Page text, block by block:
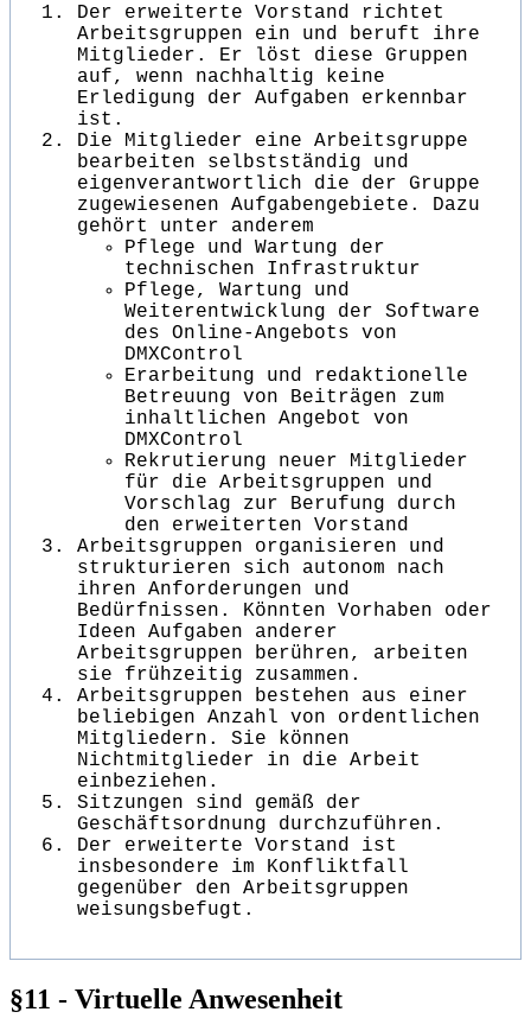
Der erweiterte Vorstand richtet
Arbeitsgruppen ein und beruft ihre
Mitglieder. Er löst diese Gruppen
auf, wenn nachhaltig keine
Erledigung der Aufgaben erkennbar
ist.
Die Mitglieder eine Arbeitsgruppe
bearbeiten selbstständig und
eigenverantwortlich die der Gruppe
zugewiesenen Aufgabengebiete. Dazu
gehört unter anderem
Pflege und Wartung der
technischen Infrastruktur
Pflege, Wartung und
Weiterentwicklung der Software
des Online-Angebots von
DMXControl
Erarbeitung und redaktionelle
Betreuung von Beiträgen zum
inhaltlichen Angebot von
DMXControl
Rekrutierung neuer Mitglieder
für die Arbeitsgruppen und
Vorschlag zur Berufung durch
den erweiterten Vorstand
Arbeitsgruppen organisieren und
strukturieren sich autonom nach
ihren Anforderungen und
Bedürfnissen. Könnten Vorhaben oder
Ideen Aufgaben anderer
Arbeitsgruppen berühren, arbeiten
sie frühzeitig zusammen.
Arbeitsgruppen bestehen aus einer
beliebigen Anzahl von ordentlichen
Mitgliedern. Sie können
Nichtmitglieder in die Arbeit
einbeziehen.
Sitzungen sind gemäß der
Geschäftsordnung durchzuführen.
Der erweiterte Vorstand ist
insbesondere im Konfliktfall
gegenüber den Arbeitsgruppen
weisungsbefugt.
§11 - Virtuelle Anwesenheit